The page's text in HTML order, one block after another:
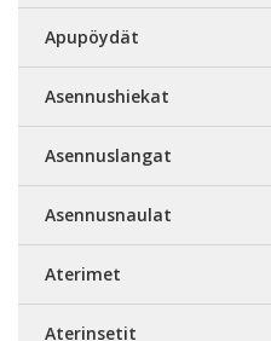
Apupöydät
Asennushiekat
Asennuslangat
Asennusnaulat
Aterimet
Aterinsetit